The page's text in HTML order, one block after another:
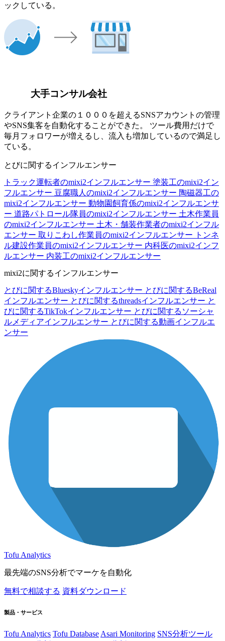
ックしている。
大手コンサル会社
クライアント企業の１０００を超えるSNSアカウントの管理
やSNS集客を自動化することができた。 ツール費用だけで
毎月フォロワーが増えるし、流入も増加しているので満足し
ている。
とびに関するインフルエンサー
トラック運転者のmixi2インフルエンサー 塗装工のmixi2イン
フルエンサー 豆腐職人のmixi2インフルエンサー 陶磁器工の
mixi2インフルエンサー 動物園飼育係のmixi2インフルエンサ
ー 道路パトロール隊員のmixi2インフルエンサー 土木作業員
のmixi2インフルエンサー 土木・舗装作業者のmixi2インフル
エンサー 取りこわし作業員のmixi2インフルエンサー
トンネ
ル建設作業員のmixi2インフルエンサー 内科医のmixi2インフ
ルエンサー 内装工のmixi2インフルエンサー
mixi2に関するインフルエンサー
とびに関するBlueskyインフルエンサー とびに関するBeReal
インフルエンサー とびに関するthreadsインフルエンサー と
びに関するTikTokインフルエンサー とびに関するソーシャ
ルメディアインフルエンサー とびに関する動画インフルエ
ンサー
Tofu Analytics
最先端のSNS分析でマーケを自動化
無料で相談する 資料ダウンロード
製品・サービス
Tofu Analytics Tofu Database Asari Monitoring SNS分析ツール